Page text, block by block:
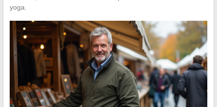
yoga.